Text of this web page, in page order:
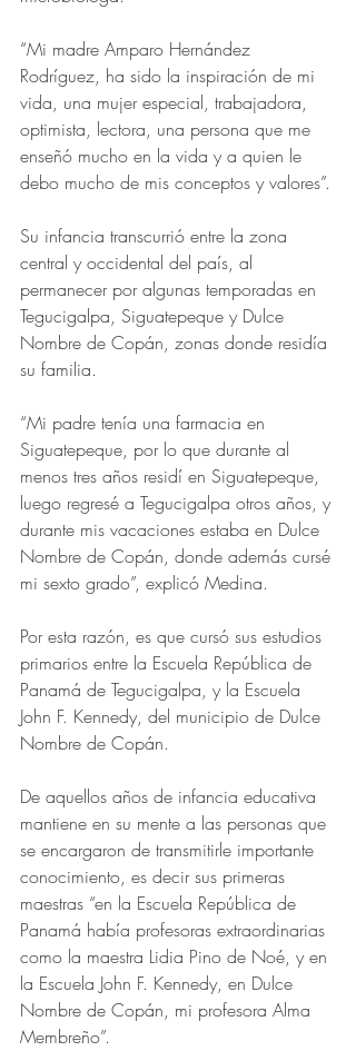
“Mi madre Amparo Hernández
Rodríguez, ha sido la inspiración de mi
vida, una mujer especial, trabajadora,
optimista, lectora, una persona que me
enseñó mucho en la vida y a quien le
debo mucho de mis conceptos y valores”.
Su infancia transcurrió entre la zona
central y occidental del país, al
permanecer por algunas temporadas en
Tegucigalpa, Siguatepeque y Dulce
Nombre de Copán, zonas donde residía
su familia.
“Mi padre tenía una farmacia en
Siguatepeque, por lo que durante al
menos tres años residí en Siguatepeque,
luego regresé a Tegucigalpa otros años, y
durante mis vacaciones estaba en Dulce
Nombre de Copán, donde además cursé
mi sexto grado”, explicó Medina.
Por esta razón, es que cursó sus estudios
primarios entre la Escuela República de
Panamá de Tegucigalpa, y la Escuela
John F. Kennedy, del municipio de Dulce
Nombre de Copán.
De aquellos años de infancia educativa
mantiene en su mente a las personas que
se encargaron de transmitirle importante
conocimiento, es decir sus primeras
maestras “en la Escuela República de
Panamá había profesoras extraordinarias
como la maestra Lidia Pino de Noé, y en
la Escuela John F. Kennedy, en Dulce
Nombre de Copán, mi profesora Alma
Membreño”.